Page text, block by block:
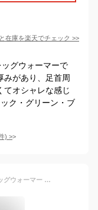
在庫を楽天でチェック >>
グウォーマーで
みがあり、足首周
てオシャレな感じ
ク・グリーン・ブ
) >
レディース ウール混 ノルディック 柄 レッグウォーマー 北欧 デザイン 秋 冬 全6色（ブラック/カーキ/ネイビー/レッド/ロイヤルブルー/クリーム）